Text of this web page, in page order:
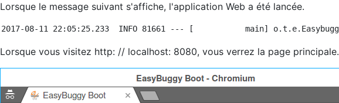
Lorsque le message suivant s'affiche, l'application Web a été lancée.
Lorsque vous visitez http: // localhost: 8080, vous verrez la page principale.